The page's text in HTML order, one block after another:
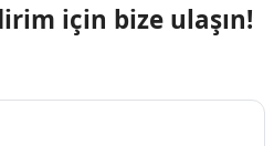
için bize ulaşın!